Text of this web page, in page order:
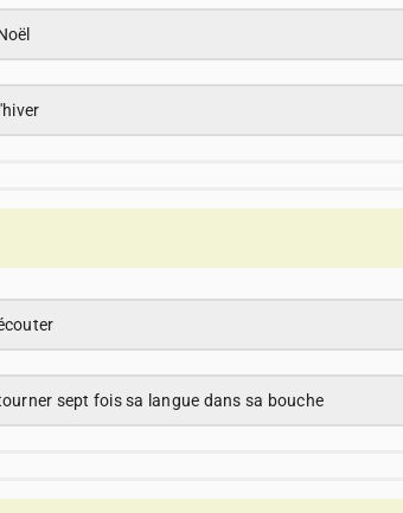
l'hiver
sept fois sa langue dans sa bouche